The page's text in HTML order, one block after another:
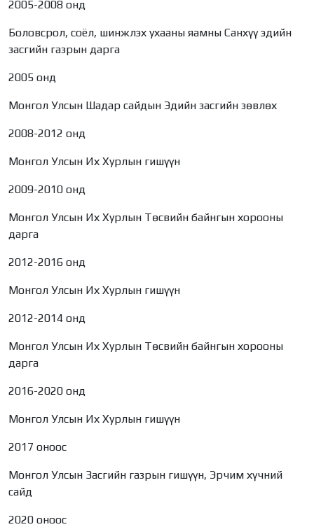
2005-2008 онд
Боловсрол, соёл, шинжлэх ухааны яамны Санхүү эдийн
засгийн газрын дарга
2005 онд
Монгол Улсын Шадар сайдын Эдийн засгийн зөвлөх
2008-2012 онд
Монгол Улсын Их Хурлын гишүүн
2009-2010 онд
Монгол Улсын Их Хурлын Төсвийн байнгын хорооны
дарга
2012-2016 онд
Монгол Улсын Их Хурлын гишүүн
2012-2014 онд
Монгол Улсын Их Хурлын Төсвийн байнгын хорооны
дарга
2016-2020 онд
Монгол Улсын Их Хурлын гишүүн
2017 оноос
Монгол Улсын Засгийн газрын гишүүн, Эрчим хүчний
сайд
2020 оноос